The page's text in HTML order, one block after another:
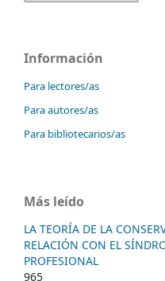
Información
Para lectores/as
Para autores/as
Para bibliotecarios/as
Más leído
LA TEORÍA DE LA
RELACIÓN CON EL
PROFESIONAL
965